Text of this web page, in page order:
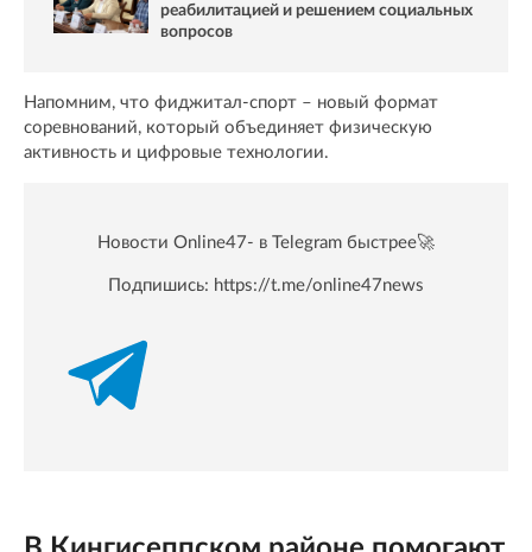
реабилитацией и решением социальных
вопросов
Напомним, что фиджитал-спорт – новый формат
соревнований, который объединяет физическую
активность и цифровые технологии.
Новости Online47- в Telegram быстрее🚀
Подпишись: https://t.me/online47news